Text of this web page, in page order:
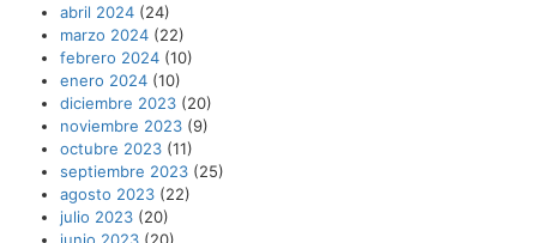
abril 2024 (24)
marzo 2024 (22)
febrero 2024 (10)
enero 2024 (10)
diciembre 2023 (20)
noviembre 2023 (9)
octubre 2023 (11)
septiembre 2023 (25)
agosto 2023 (22)
julio 2023 (20)
junio 2023 (20)